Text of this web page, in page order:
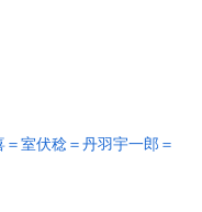
＝室伏稔＝丹羽宇一郎＝